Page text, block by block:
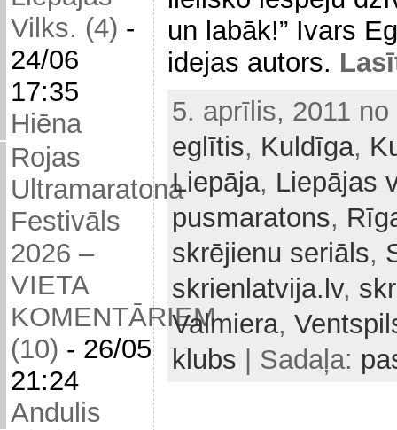
Vilks. (4) -
24/06
17:35
Hiēna
Rojas
Ultramaratona
Festivāls
2026 –
VIETA
KOMENTĀRIEM
(10) - 26/05
21:24
Andulis
un labāk!” Ivars
idejas autors.
5. aprīlis, 2011 no
eglītis, Kuldīga,
Liepāja, Liepājas
pusmaratons,
skrējienu seriāls,
skrienlatvija.lv,
Valmiera,
klubs | Sadaļa: